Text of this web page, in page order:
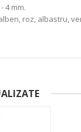
4 mm.
roz, albastru,